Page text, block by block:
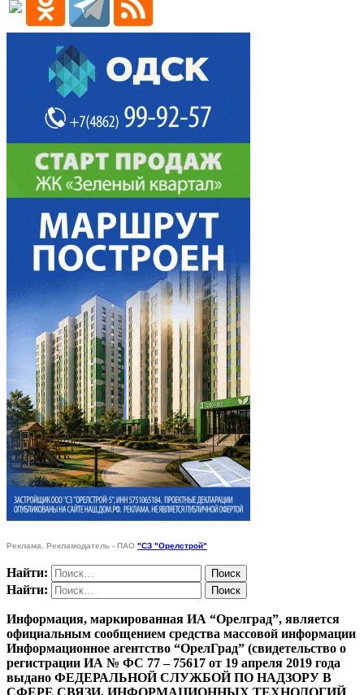
Реклама. Рекламодатель - ПАО "СЗ "Орелстрой"
Найти:
Найти:
Информация, маркированная ИА “Орелград”, является
официальным сообщением средства массовой информации
Информационное агентство “ОрелГрад” (свидетельство о
регистрации ИА № ФС 77 – 75617 от 19 апреля 2019 года
выдано ФЕДЕРАЛЬНОЙ СЛУЖБОЙ ПО НАДЗОРУ В
СФЕРЕ СВЯЗИ, ИНФОРМАЦИОННЫХ ТЕХНОЛОГИЙ